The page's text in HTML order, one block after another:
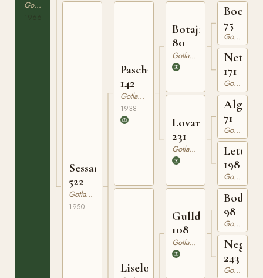
Gotlandsruss
Sessan
522
Gotlandsruss
1950
Pascha
142
Gotlandsruss
1938
Liselott
Botajr
80
Gotlandsruss
Lovan
231
Gotlandsruss
Gullding
108
Gotlandsruss
Bocack
75
Gotlandsruss
Netta
171
Gotlandsruss
Algo
71
Gotlandsruss
Letta
198
Gotlandsruss
Bodick
98
Gotlandsruss
Nego
243
Gotlandsruss